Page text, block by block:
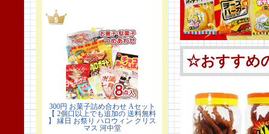
300円 お菓子詰め合わせ Aセット
【 2個口以上でも追加の 送料無料
】 縁日 お祭り ハロウィン クリス
マス 河中堂